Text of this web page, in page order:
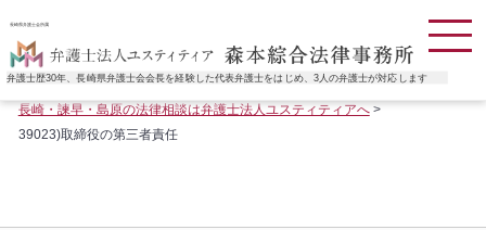
長崎県弁護士会所属
弁護士歴30年、長崎県弁護士会会長を経験した代表弁護士をはじめ、3人の弁護士が対応します
長崎・諫早・島原の法律相談は弁護士法人ユスティティアへ>
39023)取締役の第三者責任